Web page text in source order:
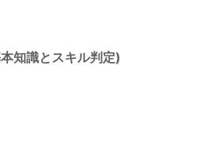
知識とスキル判定)